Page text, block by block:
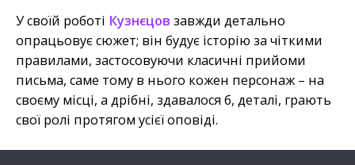
У своїй роботі Кузнєцов завжди детально
опрацьовує сюжет; він будує історію за чіткими
правилами, застосовуючи класичні прийоми
письма, саме тому в нього кожен персонаж – на
своєму місці, а дрібні, здавалося б, деталі, грають
свої ролі протягом усієї оповіді.